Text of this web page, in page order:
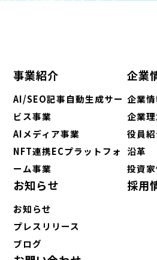
事業紹介
AI/SEO記事自動生成サー
ビス事業
AIメディア事業
NFT連携ECプラットフォ
ーム事業
企業
企業
企業
役員
沿革
投資
お知らせ
お知らせ
プレスリリース
ブログ
採用